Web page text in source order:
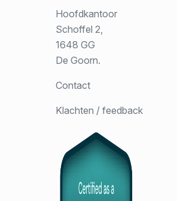
Hoofdkantoor
Schoffel 2,
1648 GG
De Goorn.
Contact
Klachten / feedback